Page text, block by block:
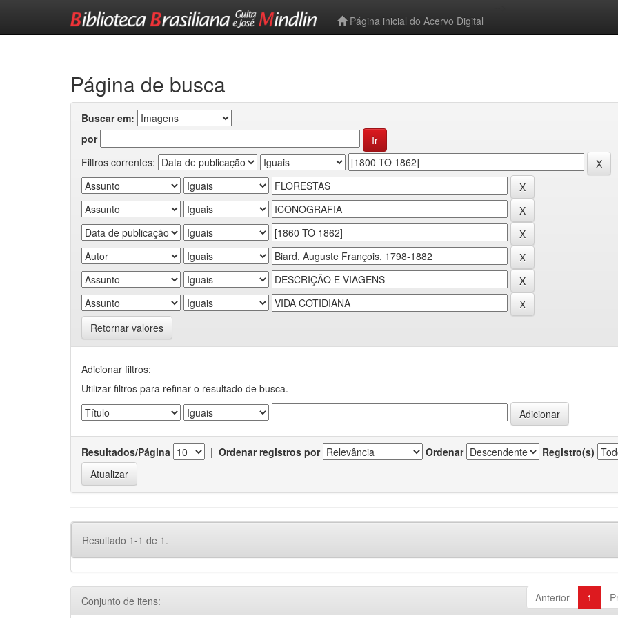
Página inicial do Acervo Digital
Página de busca
Buscar em:
por
Filtros correntes:
Retornar valores
Adicionar filtros:
Utilizar filtros para refinar o resultado de busca.
Resultados/Página | Ordenar registros por Ordenar Registro(s)
Resultado 1-1 de 1.
Anterior 1
Conjunto de itens: